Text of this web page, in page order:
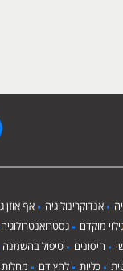
אנדוקרינולוגיה אף אוזן
מוקדם גסטרואנטרולוגיה
חיסונים טיפול בהשמנה
כליות לחץ דם מחלות